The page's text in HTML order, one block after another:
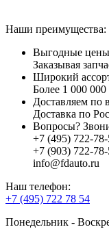
Наши преимущества:
Выгодные цены
Заказывая
Широкий
Более 1 000
Доставляем по
Доставка по
Вопросы?
+7 (495) 722-
+7 (903) 722-
info@fdauto.ru
Наш телефон:
+7 (495) 722 78 54
Понедельник -